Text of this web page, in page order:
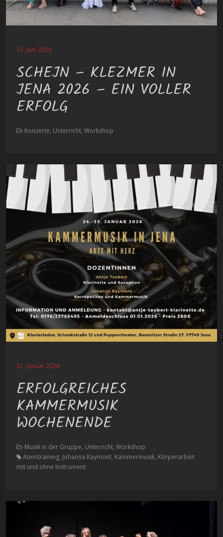
15. Juni 2026
SCHEJN – KLEZMER IN
JENA 2026 – EIN VOLLER
ERFOLG
Konzerte, Unterricht, Workshop
31. Januar 2026
ERFOLGREICHES
KAMMERMUSIK
WOCHENENDE
Musik in der Gruppe, Unterricht, Workshop
Atemtraining, Johanna Raymont, Kammermusik, Körperarbeit
mit und ohne Instrument